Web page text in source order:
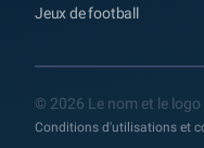
Jeux de football
© 2026 Le nom et le
Conditions d'utilisations et